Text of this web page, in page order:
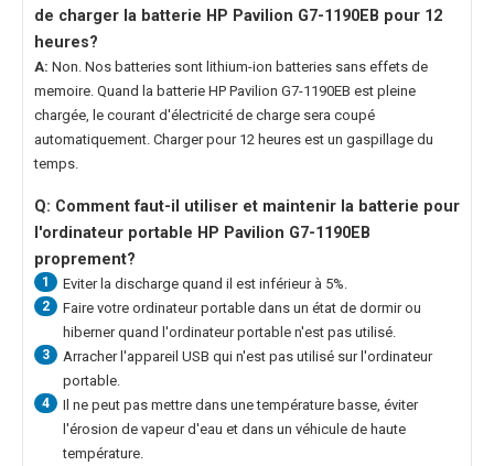
de charger la batterie HP Pavilion G7-1190EB pour 12
heures?
A: Non. Nos batteries sont lithium-ion batteries sans effets de
memoire. Quand la batterie HP Pavilion G7-1190EB est pleine
chargée, le courant d'électricité de charge sera coupé
automatiquement. Charger pour 12 heures est un gaspillage du
temps.
Q: Comment faut-il utiliser et maintenir la batterie pour
l'ordinateur portable HP Pavilion G7-1190EB
proprement?
1 Eviter la discharge quand il est inférieur à 5%.
2
Faire votre ordinateur portable dans un état de dormir ou
hiberner quand l'ordinateur portable n'est pas utilisé.
3
Arracher l'appareil USB qui n'est pas utilisé sur l'ordinateur
portable.
4
Il ne peut pas mettre dans une température basse, éviter
l'érosion de vapeur d'eau et dans un véhicule de haute
température.